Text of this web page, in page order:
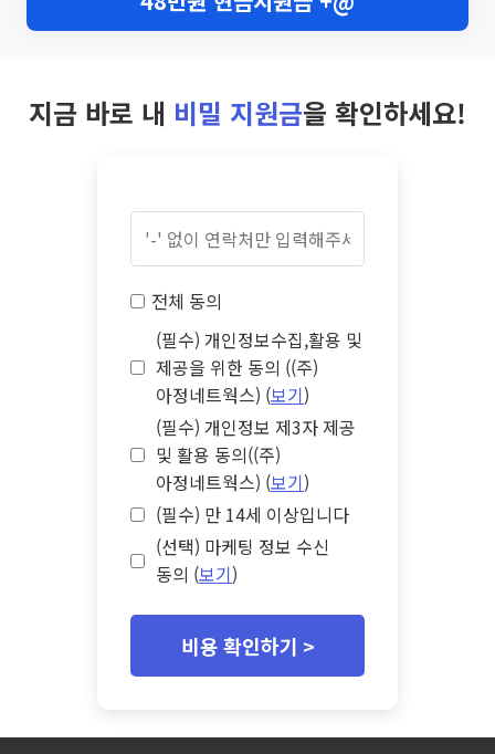
지금 바로 내 비밀 지원금을 확인하세요!
전체 동의
(필수) 개인정보수집,활용 및
제공을 위한 동의 ((주)
아정네트웍스) (보기)
(필수) 개인정보 제3자 제공
및 활용 동의((주)
아정네트웍스) (보기)
(필수) 만 14세 이상입니다
(선택) 마케팅 정보 수신
동의 (보기)
비용 확인하기 >